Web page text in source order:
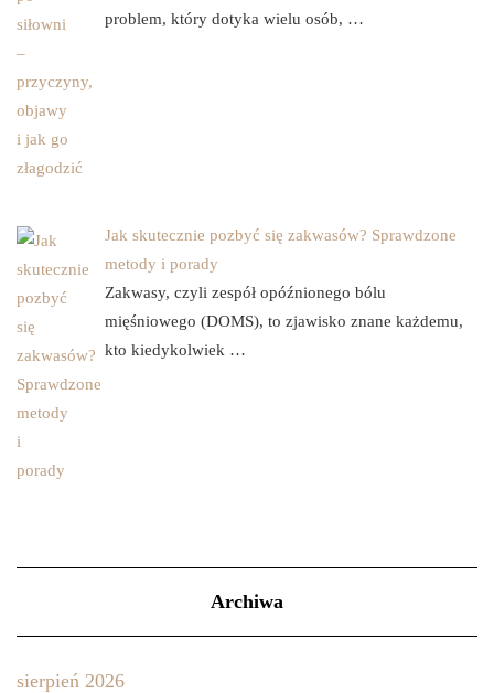
problem, który dotyka wielu osób, …
Jak skutecznie pozbyć się zakwasów? Sprawdzone
metody i porady
Zakwasy, czyli zespół opóźnionego bólu
mięśniowego (DOMS), to zjawisko znane każdemu,
kto kiedykolwiek …
Archiwa
sierpień 2026